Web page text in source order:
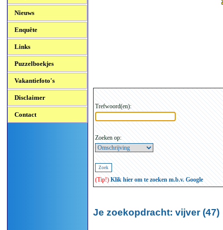
Nieuws
Enquête
Links
Puzzelboekjes
Vakantiefoto's
Disclaimer
Contact
Trefwoord(en):
Zoeken op:
(Tip!) Klik hier om te zoeken m.b.v. Google
Je zoekopdracht: vijver (47)